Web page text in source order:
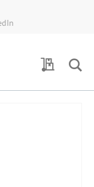
Demande